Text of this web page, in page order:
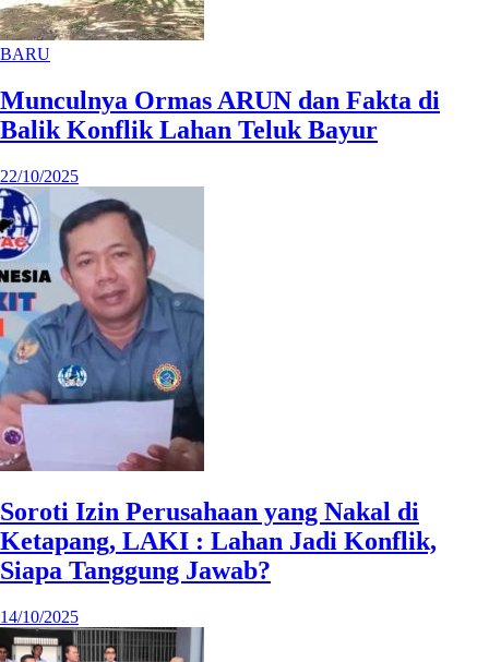
BARU
Munculnya Ormas ARUN dan Fakta di
Balik Konflik Lahan Teluk Bayur
22/10/2025
Soroti Izin Perusahaan yang Nakal di
Ketapang, LAKI : Lahan Jadi Konflik,
Siapa Tanggung Jawab?
14/10/2025